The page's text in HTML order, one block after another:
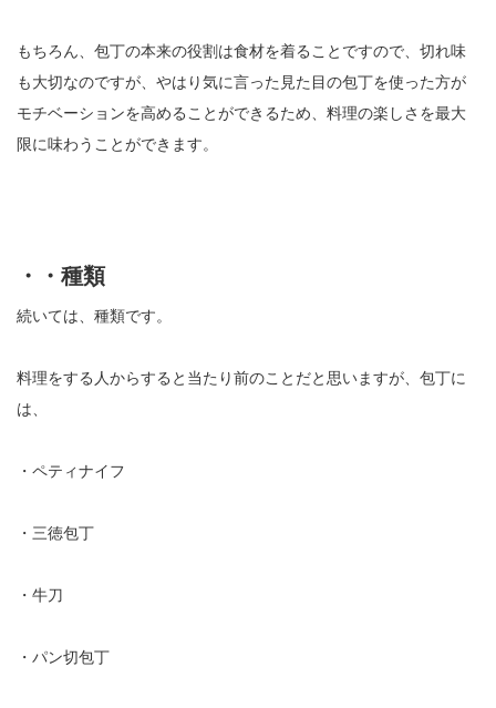
もちろん、包丁の本来の役割は食材を着ることですので、切れ味
も大切なのですが、やはり気に言った見た目の包丁を使った方が
モチベーションを高めることができるため、料理の楽しさを最大
限に味わうことができます。
・・種類
続いては、種類です。
料理をする人からすると当たり前のことだと思いますが、包丁に
は、
・ペティナイフ
・三徳包丁
・牛刀
・パン切包丁